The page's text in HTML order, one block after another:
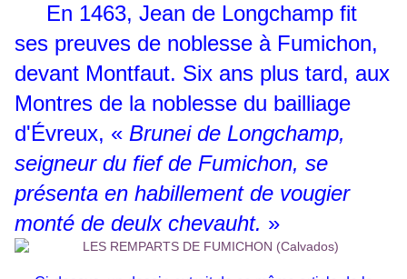
En 1463, Jean de Longchamp fit
ses preuves de noblesse à Fumichon,
devant Montfaut. Six ans plus tard, aux
Montres de la noblesse du bailliage
d'Évreux, « Brunei de Longchamp,
seigneur du fief de Fumichon, se
présenta en habillement de vougier
monté de deulx chevauht. »